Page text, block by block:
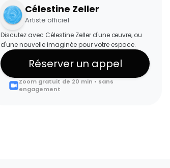
Célestine Zeller
Artiste officiel
Discutez avec Célestine Zeller d'une œuvre, ou
d'une nouvelle imaginée pour votre espace.
Réserver un appel
Zoom gratuit de 20 min • sans
engagement